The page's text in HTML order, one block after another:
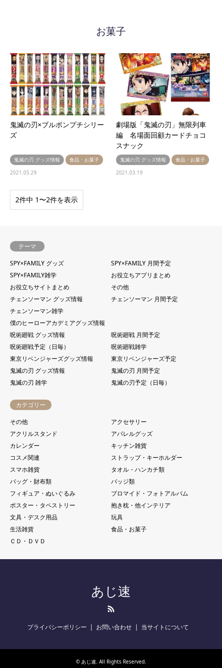
お菓子
鬼滅の刃×ブルボンプチシリー
ズ
鬼滅の刃 グッズ情報
食品・お菓子
2021.05.29
劇場版「鬼滅の刃」無限列車
編 名場面回顧カードチョコ
スナック
鬼滅の刃 グッズ情報
食品・お菓子
2021.03.19
2件中 1〜2件を表示
テーマ
SPY×FAMILY グッズ
SPY×FAMILY 月間予定
SPY×FAMILY雑学
お役立ちアプリまとめ
お役立ちサイトまとめ
その他
チェンソーマン グッズ情報
チェンソーマン 月間予定
チェンソーマン雑学
僕のヒーローアカデミアグッズ情報
呪術廻戦 グッズ情報
呪術廻戦 月間予定
呪術廻戦予定（日毎）
呪術廻戦雑学
東京リベンジャーズグッズ情報
東京リベンジャーズ予定
鬼滅の刃 グッズ情報
鬼滅の刃 月間予定
鬼滅の刃 雑学
鬼滅の刃予定（日毎）
カテゴリー
その他
アクセサリー
アクリルスタンド
アパレルグッズ
カレンダー
キッチン雑貨
コスメ関連
ストラップ・キーホルダー
スマホ雑貨
タオル・ハンカチ類
バッグ・財布類
バッジ類
フィギュア・ぬいぐるみ
ブロマイド・フォトアルバム
ポスター・タペストリー
抱き枕・他インテリア
文具・デスク用品
玩具
生活雑貨
食品・お菓子
ＣＤ・ＤＶＤ
あじ速
プライバシーポリシー お問い合わせ 当サイトについて
© あじ速 . All Rights Reserved.